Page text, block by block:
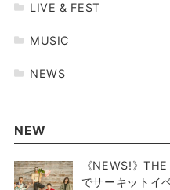
LIVE & FEST
MUSIC
NEWS
NEW
《NEWS!》
でサーキットイ